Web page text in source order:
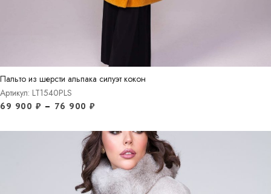
Пальто из шерсти альпака силуэт кокон
Артикул: LT1540PLS
69 900 ₽ – 76 900 ₽